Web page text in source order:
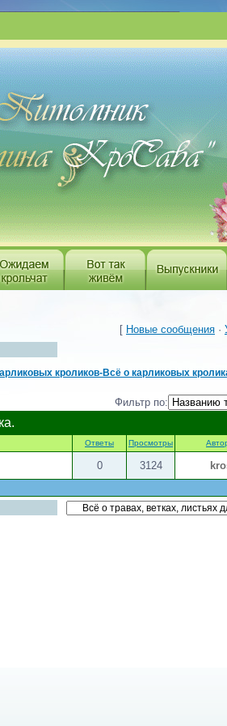
[ Новые сообщения ·
кроликов-Всё о карликовых
Фильтр по:
Ответы Просмотры
0 3124